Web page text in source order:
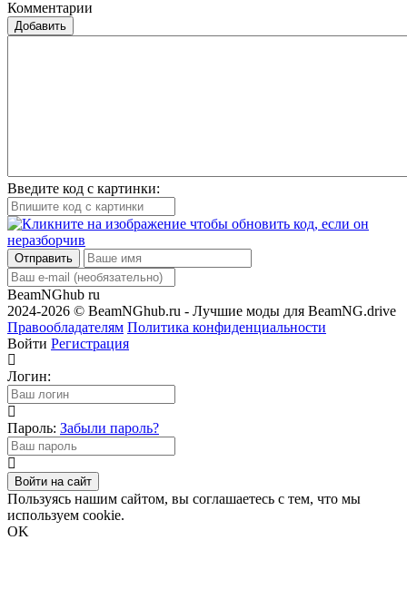
Комментарии
Добавить
Введите код с картинки:
Отправить
BeamNGhub ru
2024-2026 © BeamNGhub.ru - Лучшие моды для BeamNG.drive
Правообладателям Политика конфиденциальности
Войти Регистрация
Логин:
Пароль: Забыли пароль?
Войти на сайт
Пользуясь нашим сайтом, вы соглашаетесь с тем, что мы
используем cookie.
OK